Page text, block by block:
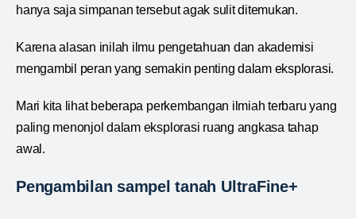
hanya saja simpanan tersebut agak sulit ditemukan.
Karena alasan inilah ilmu pengetahuan dan akademisi
mengambil peran yang semakin penting dalam eksplorasi.
Mari kita lihat beberapa perkembangan ilmiah terbaru yang
paling menonjol dalam eksplorasi ruang angkasa tahap
awal.
Pengambilan sampel tanah UltraFine+